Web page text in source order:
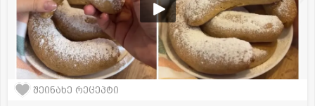
შეინახე რეცეპტი